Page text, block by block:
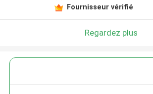
Fournisseur vérifié
Regardez plus